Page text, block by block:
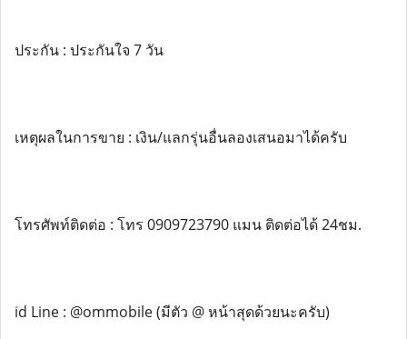
ประกัน : ประกันใจ 7 วัน
เหตุผลในการขาย : เงิน/แลกรุ่นอื่นลองเสนอมาได้ครับ
โทรศัพท์ติดต่อ : โทร 0909723790 แมน ติดต่อได้ 24ชม.
id Line : @ommobile (มีตัว @ หน้าสุดด้วยนะครับ)